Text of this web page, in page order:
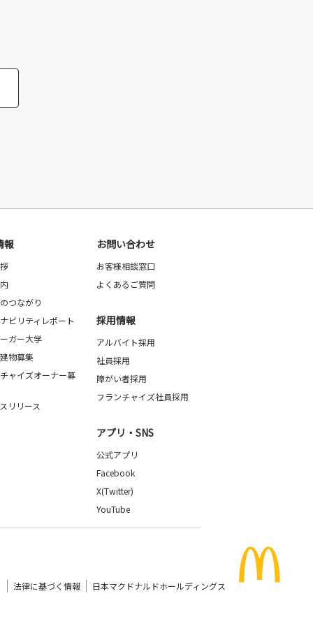
報
つながり
ビリティレポート
ガー大学
物募集
ャイズオーナー募
リリース
お問い合わせ
お客様相談窓口
よくあるご質問
採用情報
アルバイト採用
社員採用
障がい者採用
フランチャイズ社員採用
アプリ・SNS
公式アプリ
Facebook
X(Twitter)
YouTube
法律に基づく情報 日本マクドナルドホールディングス